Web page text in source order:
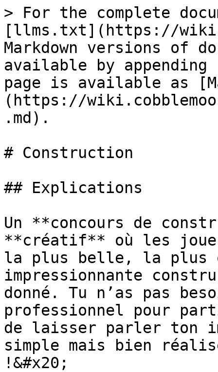
> For the complete
[llms.txt](https://
Markdown versions of
available by
page is available as
(https://
.md).
# Construction
## Explications
Un **concours de
**créatif** où les
la plus belle, la plus
impressionnante
donné. Tu n’as pas
professionnel pour
de laisser parler ton
simple mais bien
!&#x20;